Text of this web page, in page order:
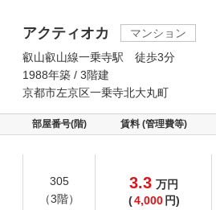
アクティオカ
マンション
叡山叡山線一乗寺駅 徒歩3分
1988年築 / 3階建
京都市左京区一乗寺北大丸町
部屋番号(階) 賃料 (管理費等)
305
（3階）
3.3 万円
(4,000 円)